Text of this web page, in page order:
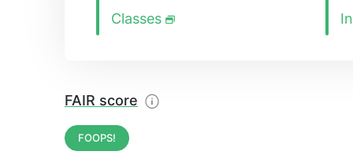
Classes
FAIR score
FOOPS!